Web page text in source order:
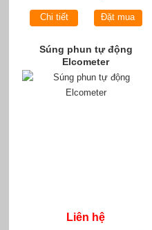
Chi tiết Đặt mua
Súng phun tự động
Elcometer
Liên hệ